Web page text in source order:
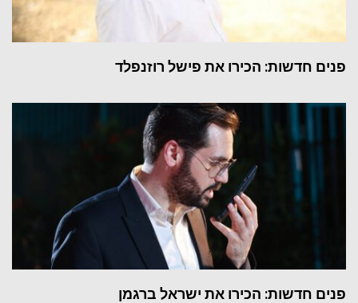
פנים חדשות: הכירו את פישל רוזנפלד
פנים חדשות: הכירו את ישראל ברגמן